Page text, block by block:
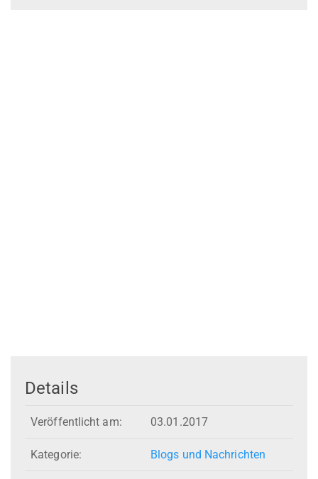
Details
Veröffentlicht am: 03.01.2017
Kategorie: Blogs und Nachrichten